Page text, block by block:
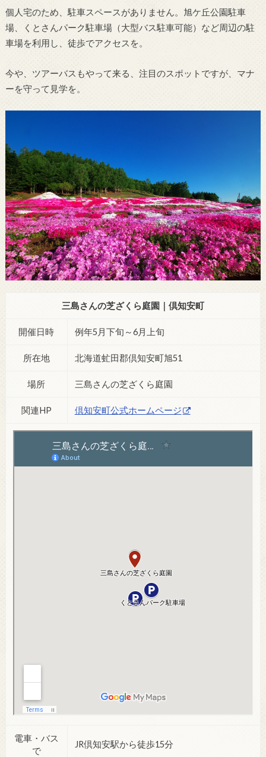
個人宅のため、駐車スペースがありません。旭ケ丘公園駐車
場、くとさんパーク駐車場（大型バス駐車可能）など周辺の駐
車場を利用し、徒歩でアクセスを。
今や、ツアーバスもやって来る、注目のスポットですが、マナ
ーを守って見学を。
三島さんの芝ざくら庭園｜倶知安町
開催日時 例年5月下旬～6月上旬
所在地 北海道虻田郡倶知安町旭51
場所 三島さんの芝ざくら庭園
関連HP 倶知安町公式ホームページ
電車・バス
で
JR倶知安駅から徒歩15分